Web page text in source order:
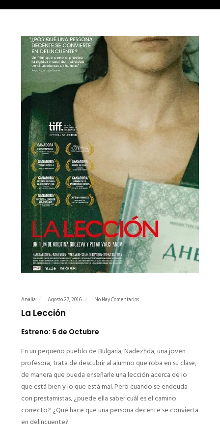
Analia Agosto 27, 2016 No Hay Comentarios
La Lección
Estreno: 6 de Octubre
En un pequeño pueblo de Bulgaria, Nadezhda, una joven
profesora, trata de descubrir al alumno que roba en su clase,
de manera que pueda enseñarle una lección acerca de lo
que está bien y lo que está mal. Pero cuando se endeuda
con prestamistas, ¿puede ella saber cuál es el camino
correcto? ¿Qué hace que una persona decente se convierta
en delincuente?